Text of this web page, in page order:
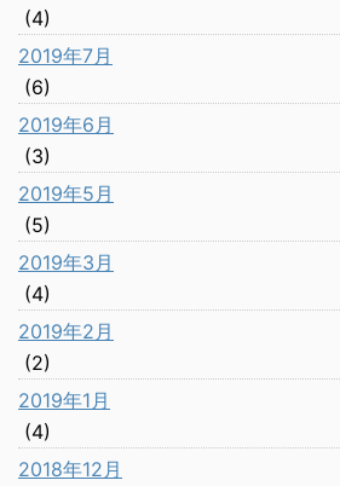
(4)
2019年7月
(6)
2019年6月
(3)
2019年5月
(5)
2019年3月
(4)
2019年2月
(2)
2019年1月
(4)
2018年12月